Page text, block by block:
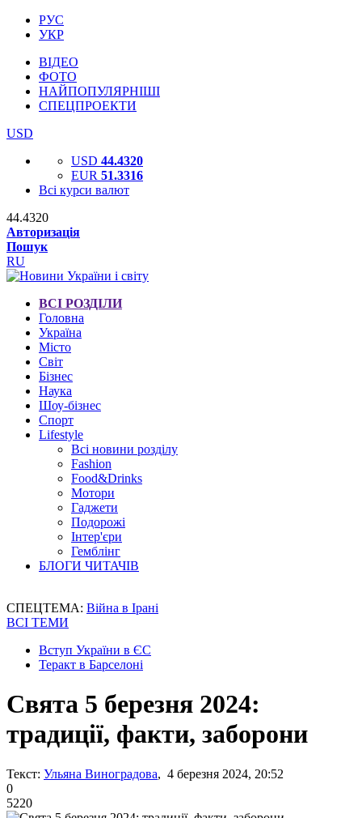
РУС
УКР
ВІДЕО
ФОТО
НАЙПОПУЛЯРНІШІ
СПЕЦПРОЕКТИ
USD
USD 44.4320
EUR 51.3316
Всі курси валют
44.4320
Авторизація
Пошук
RU
ВСІ РОЗДІЛИ
Головна
Україна
Місто
Світ
Бізнес
Наука
Шоу-бізнес
Спорт
Lifestyle
Всі новини розділу
Fashion
Food&Drinks
Мотори
Гаджети
Подорожі
Інтер'єри
Гемблінг
БЛОГИ ЧИТАЧІВ
СПЕЦТЕМА: Війна в Ірані
ВСІ ТЕМИ
Вступ України в ЄС
Теракт в Барселоні
Свята 5 березня 2024:
традиції, факти, заборони
Текст: Ульяна Виноградова, 4 березня 2024, 20:52
0
5220